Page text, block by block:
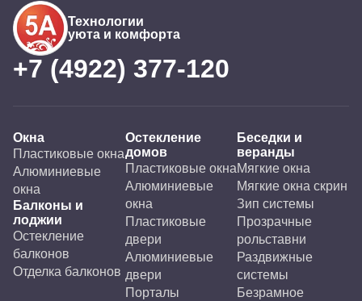
ним за остеклением лоджии, все работы от
просчета заказа до установки прошли
безупречно, мы очень довольны. Спасибо
огромное за ваш профессионализм. Роста и
развития вам!
Технологии
уюта и комфорта
+7 (4922) 377-120
Окна
Пластиковые окна
Алюминиевые
окна
Балконы и
лоджии
Остекление
балконов
Отделка балконов
Остекление
домов
Пластиковые окна
Алюминиевые
окна
Пластиковые
двери
Алюминиевые
двери
Порталы
Беседки и
веранды
Мягкие окна
Мягкие окна скрин
Зип системы
Прозрачные
рольставни
Раздвижные
системы
Безрамное